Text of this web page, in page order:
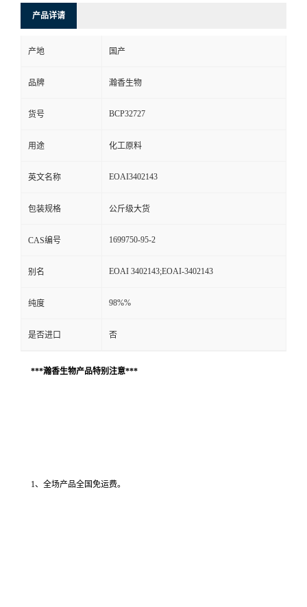
产品详请
产地 国产
品牌 瀚香生物
货号 BCP32727
用途 化工原料
英文名称 EOAI3402143
包装规格 公斤级大货
CAS编号 1699750-95-2
别名 EOAI 3402143;EOAI-3402143
纯度 98%%
是否进口 否
***瀚香生物产品特别注意***
1、全场产品全国免运费。